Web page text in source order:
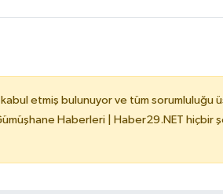
kabul etmiş bulunuyor ve tüm sorumluluğu
Haberleri | Haber29.NET hiçbir